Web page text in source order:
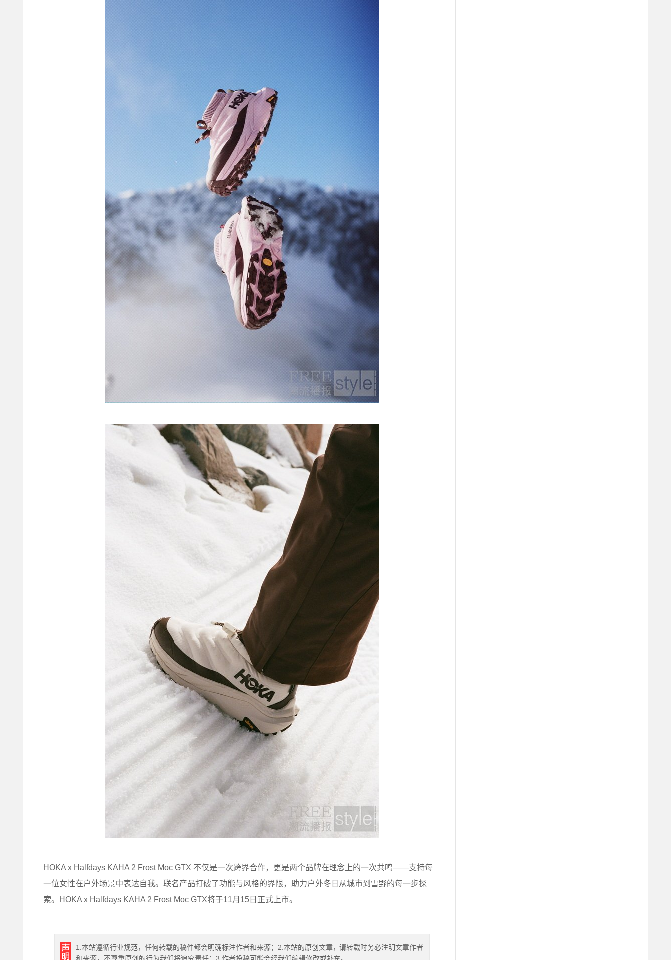
HOKA x Halfdays KAHA 2 Frost Moc GTX 不仅是一次跨界合作，更是两个品牌在理念上的一次共鸣——支持每
一位女性在户外场景中表达自我。联名产品打破了功能与风格的界限，助力户外冬日从城市到雪野的每一步探
索。HOKA x Halfdays KAHA 2 Frost Moc GTX将于11月15日正式上市。
1.本站遵循行业规范，任何转载的稿件都会明确标注作者和来源；2.本站的原创文章，请转载时务必注明文章作者
和来源，不尊重原创的行为我们将追究责任；3.作者投稿可能会经我们编辑修改或补充。